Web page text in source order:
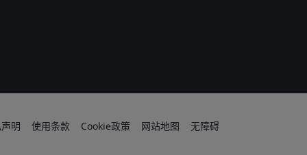
明 使用条款 Cookie政策 网站地图 无障碍